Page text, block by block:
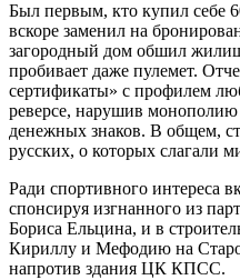
Был первым, кто купил себе
вскоре заменил на
загородный дом обшил
пробивает даже пулемет.
сертификаты» с профилем
реверсе, нарушив монополию
денежных знаков. В общем,
русских, о которых слагали
Ради спортивного интереса
спонсируя изгнанного из
Бориса Ельцина, и в
Кириллу и Мефодию на
напротив здания ЦК КПСС.